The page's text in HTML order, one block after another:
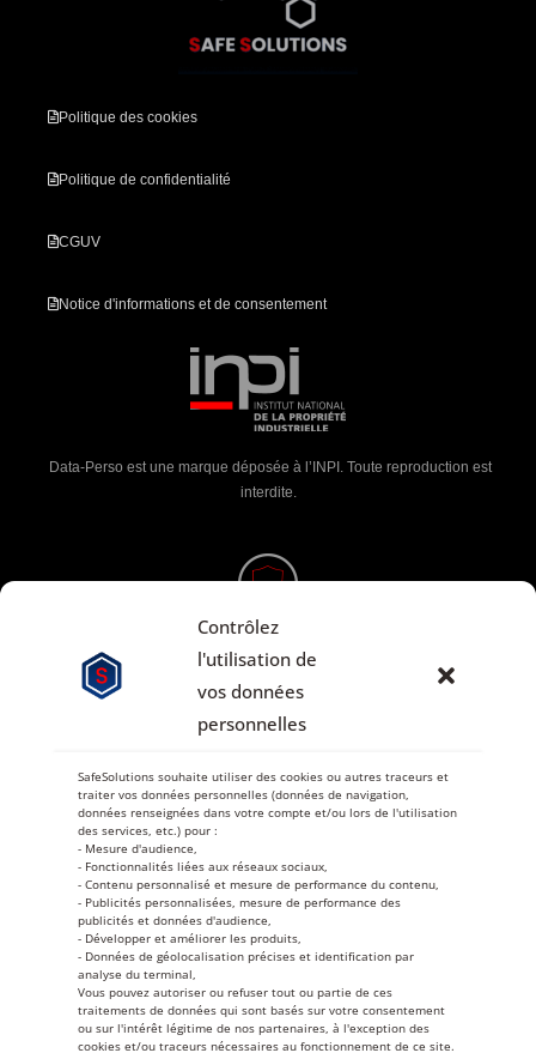
Contrôlez
l'utilisation de
vos données
personnelles
SafeSolutions souhaite utiliser des cookies ou autres traceurs et
traiter vos données personnelles (données de navigation,
données renseignées dans votre compte et/ou lors de l'utilisation
des services, etc.) pour :
- Mesure d'audience,
- Fonctionnalités liées aux réseaux sociaux,
- Contenu personnalisé et mesure de performance du contenu,
- Publicités personnalisées, mesure de performance des
publicités et données d'audience,
- Développer et améliorer les produits,
- Données de géolocalisation précises et identification par
analyse du terminal,
Vous pouvez autoriser ou refuser tout ou partie de ces
traitements de données qui sont basés sur votre consentement
ou sur l'intérêt légitime de nos partenaires, à l'exception des
cookies et/ou traceurs nécessaires au fonctionnement de ce site.
Politique des cookies
Politique de confidentialité
CGUV
Notice d'informations et de consentement
Data-Perso est une marque déposée à l’INPI. Toute reproduction est
interdite.
Interface sécurisée
Vos données
Copyright 2025By Data-Perso– All Rights Reserved